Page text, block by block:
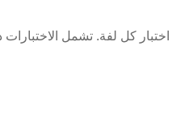
اختبار كل لفة. تشمل